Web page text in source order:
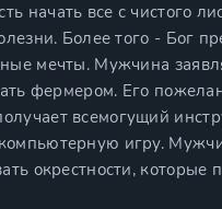
начать все с чистого
Более того - Бог
мечты. Мужчина
фермером. Его
всемогущий
игру.
окрестности,